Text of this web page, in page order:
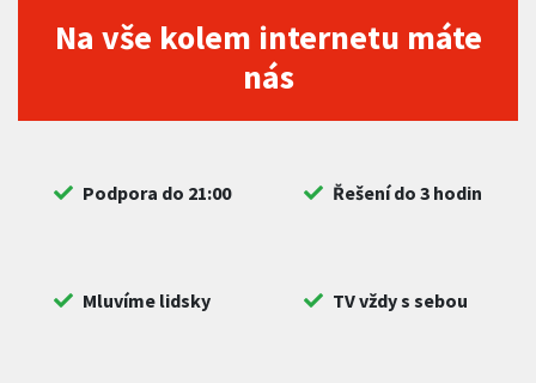
Na vše kolem internetu máte
nás
Podpora do 21:00 Řešení do 3 hodin
Mluvíme lidsky TV vždy s sebou